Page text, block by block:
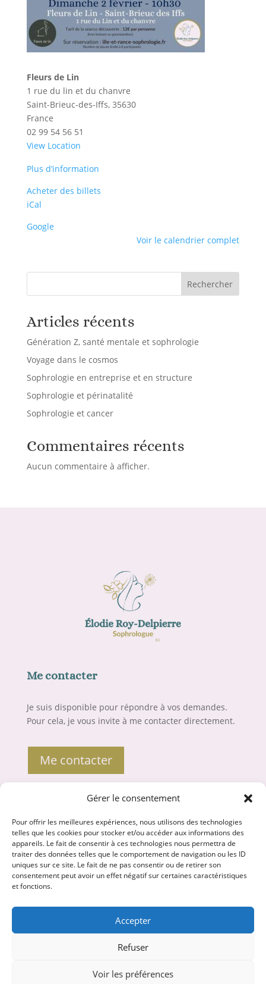
Gérer le consentement
Pour offrir les meilleures expériences, nous utilisons des technologies
telles que les cookies pour stocker et/ou accéder aux informations des
appareils. Le fait de consentir à ces technologies nous permettra de
traiter des données telles que le comportement de navigation ou les ID
uniques sur ce site. Le fait de ne pas consentir ou de retirer son
consentement peut avoir un effet négatif sur certaines caractéristiques
et fonctions.
Accepter
Refuser
Voir les préférences
Fleurs de Lin
1 rue du lin et du chanvre
Saint-Brieuc-des-Iffs, 35630
France
02 99 54 56 51
View Location
Plus d’information
Acheter des billets
iCal
Google
Voir le calendrier complet
Rechercher
Articles récents
Génération Z, santé mentale et sophrologie
Voyage dans le cosmos
Sophrologie en entreprise et en structure
Sophrologie et périnatalité
Sophrologie et cancer
Commentaires récents
Aucun commentaire à afficher.
Me contacter
Je suis disponible pour répondre à vos demandes.
Pour cela, je vous invite à me contacter directement.
Me contacter
Liens utiles
Mentions légales
Politique de confidentialité
CGV et médiation